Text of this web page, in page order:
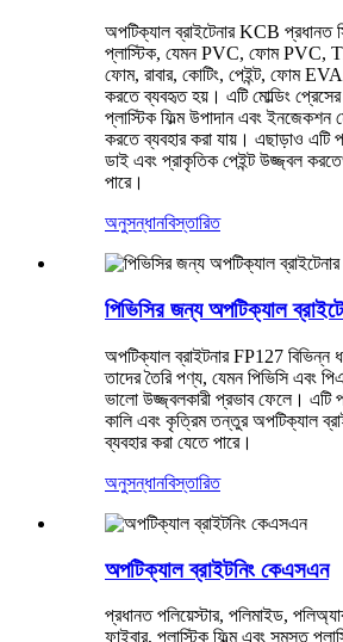
অপটিক্যাল ব্রাইটেনার KCB প্রধানত
প্লাস্টিক, যেমন PVC, ফোম PVC,
ফোম, রাবার, কোটিং, পেইন্ট, ফোম
করতে ব্যবহৃত হয়। এটি মোল্ডিং
প্লাস্টিক ফিল্ম উপাদান এবং ইনজেকশন
করতে ব্যবহার করা যায়। এছাড়াও এটি
ডাই এবং প্রাকৃতিক পেইন্ট উজ্জ্বল
পারে।
অনুসন্ধানবিস্তারিত
পিভিসির জন্য অপটিক্যাল
অপটিক্যাল ব্রাইটনার FP127 বিভিন্ন
তাদের তৈরি পণ্য, যেমন পিভিসি এবং
ভালো উজ্জ্বলকারী প্রভাব ফেলে। এটি
কালি এবং কৃত্রিম তন্তুর অপটিক্যাল
ব্যবহার করা যেতে পারে।
অনুসন্ধানবিস্তারিত
অপটিক্যাল ব্রাইটনিং কেএসএন
প্রধানত পলিয়েস্টার, পলিমাইড,
ফাইবার, প্লাস্টিক ফিল্ম এবং সমস্ত